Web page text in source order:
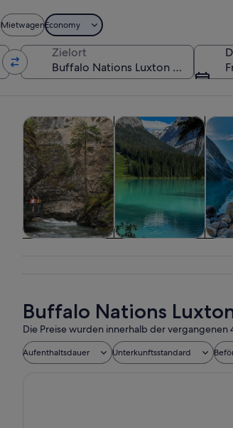
MietwagenEconomy
Zielort
Touren und TagesausflügeWird in
Abenteuer & Outdoor
Buffalo Nations
Die Preise wurden innerhalb der vergangenen
Aufenthaltsdauer Unterkunftsstandard